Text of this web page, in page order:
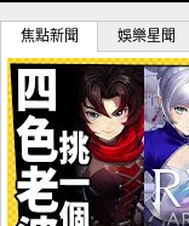
焦點新聞 娛樂星聞